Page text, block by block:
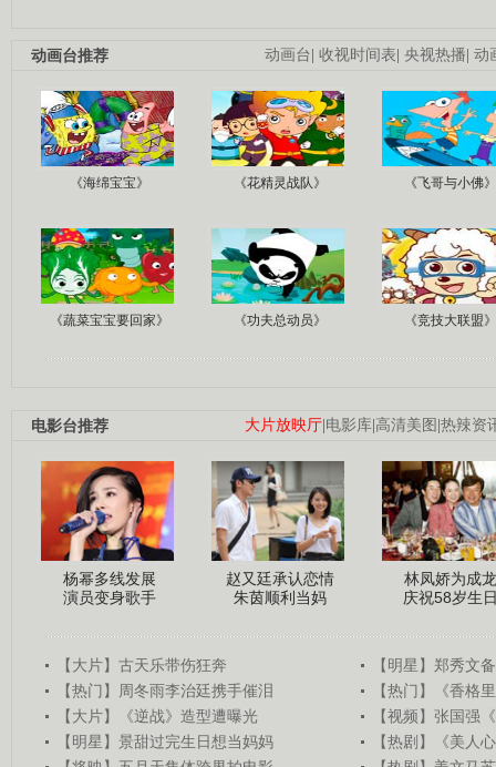
动画台 收视时间表 央视热播 动
动画台推荐
《海绵宝宝》 《花精灵战队》 《飞哥与小佛》
《蔬菜宝宝要回家》 《功夫总动员》 《竞技大联盟》
大片放映厅 电影库 高清美图 热辣资
电影台推荐
杨幂多线发展
演员变身歌手
赵又廷承认恋情
朱茵顺利当妈
林凤娇为成龙
庆祝58岁生
【大片】古天乐带伤狂奔
【明星】郑秀文
【热门】周冬雨李治廷携手催泪
【热门】《香格
【大片】《逆战》造型遭曝光
【视频】张国强
【明星】景甜过完生日想当妈妈
【热剧】《美人